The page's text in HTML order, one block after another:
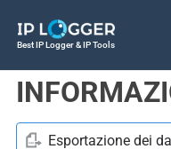
Best IP Logger & IP Tools
Esportazione dei